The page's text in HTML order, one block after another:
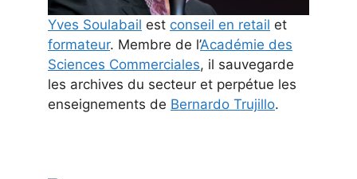
Yves Soulabail est conseil en retail et
formateur. Membre de l’Académie des
Sciences Commerciales, il sauvegarde
les archives du secteur et perpétue les
enseignements de Bernardo Trujillo.